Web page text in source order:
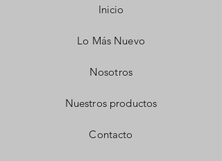
Inicio
Lo Más Nuevo
Nosotros
Nuestros productos
Contacto